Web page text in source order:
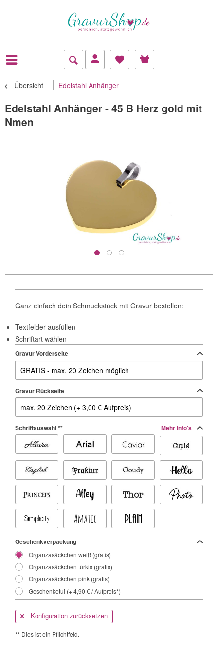
Übersicht Edelstahl Anhänger
Edelstahl Anhänger - 45 B Herz gold mit
Nmen
Ganz einfach dein Schmuckstück mit Gravur bestellen:
Textfelder ausfüllen
Schriftart wählen
Gravur Vorderseite
Gravur Rückseite
Schriftauswahl ** Mehr Info's
Geschenkverpackung
Organzasäckchen weiß (gratis)
Organzasäckchen türkis (gratis)
Organzasäckchen pink (gratis)
Geschenketui (+ 4,90 € / Aufpreis*)
Konfiguration zurücksetzen
** Dies ist ein Pflichtfeld.